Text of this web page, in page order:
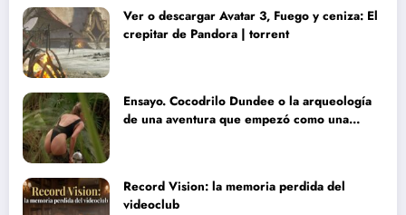
Ver o descargar Avatar 3, Fuego y ceniza: El
crepitar de Pandora | torrent
Ensayo. Cocodrilo Dundee o la arqueología
de una aventura que empezó como una
Record Vision: la memoria perdida del
videoclub